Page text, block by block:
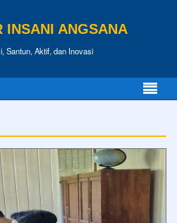
INSANI ANGSANA
Santun, Aktif, dan Inovasi